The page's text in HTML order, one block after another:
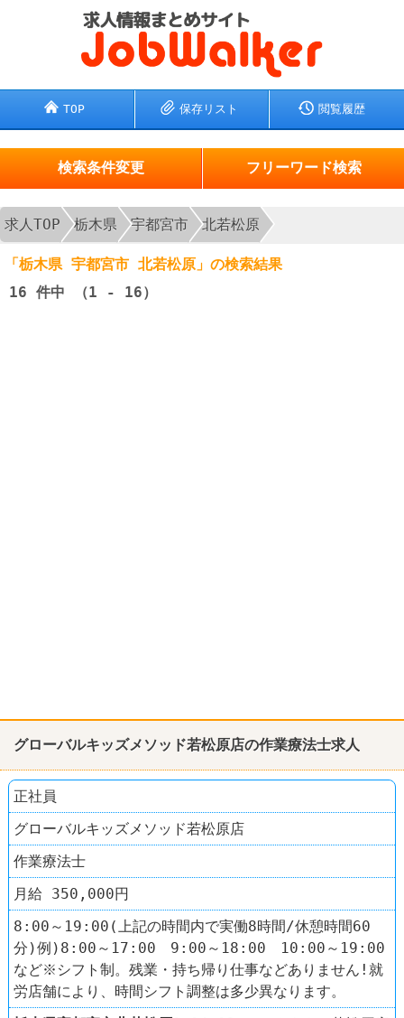
TOP 保存リスト 閲覧履歴
検索条件変更 フリーワード検索
求人TOP 栃木県 宇都宮市 北若松原
「栃木県 宇都宮市 北若松原」の検索結果
16 件中 （1 - 16）
グローバルキッズメソッド若松原店の作業療法士求人
正社員
グローバルキッズメソッド若松原店
作業療法士
月給 350,000円
8:00～19:00(上記の時間内で実働8時間/休憩時間60
分)例)8:00～17:00 9:00～18:00 10:00～19:00
など※シフト制。残業・持ち帰り仕事などありません!就
労店舗により、時間シフト調整は多少異なります。